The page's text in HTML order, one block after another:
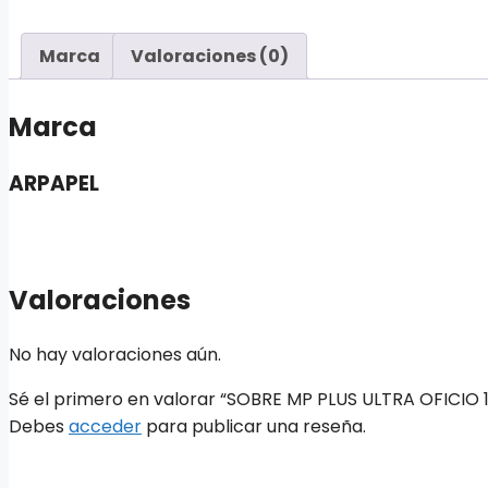
Marca Valoraciones (0)
Marca
ARPAPEL
Valoraciones
No hay valoraciones aún.
Sé el primero en valorar “SOBRE MP PLUS ULTRA OFICIO
Debes acceder para publicar una reseña.